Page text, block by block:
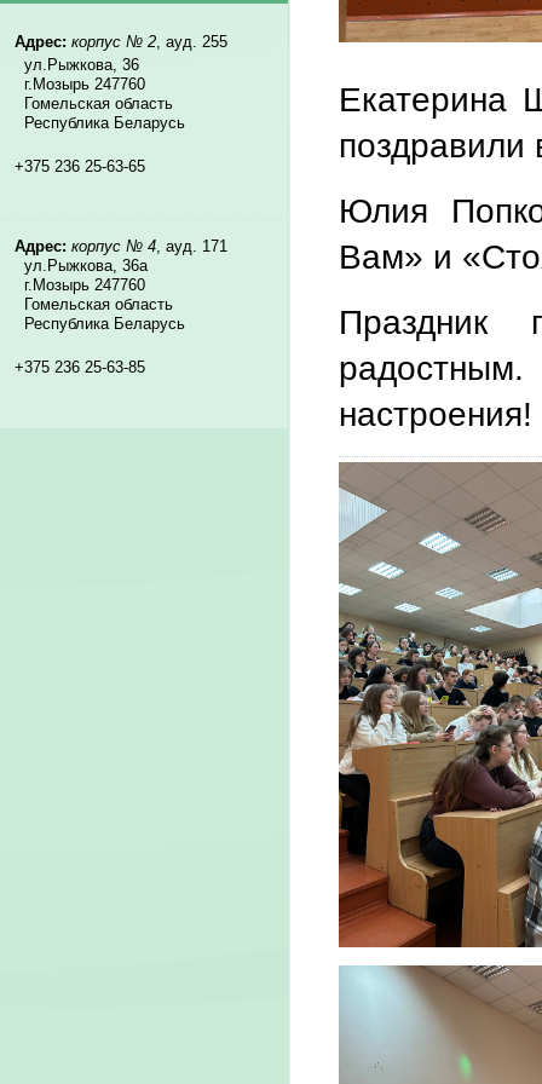
Екатерина
Юлия
Вам» и
Праздник
настроения!
документов
Адрес: корпус № 2, ауд. 255
ул.Рыжкова, 36
г.Мозырь 247760
Гомельская область
Республика Беларусь
+375 236 25-63-65
Адрес: корпус № 4, ауд. 171
ул.Рыжкова, 36а
г.Мозырь 247760
Гомельская область
Республика Беларусь
+375 236 25-63-85